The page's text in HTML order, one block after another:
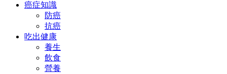
癌症知識
防癌
抗癌
吃出健康
養生
飲食
營養